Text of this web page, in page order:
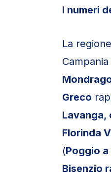
I numeri
La
Greco
Lavanga,
Florinda
(Poggio
Bisenzio